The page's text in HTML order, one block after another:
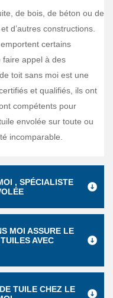
de bois, de béton ou de
d’autres constructions.
certains
faire appel à des
toit sans moi est une
et qualifiés, ils ont
compétents pour
envolée sur toute ou
incomparable.
, SPÉCIALISTE
MOI ASSURE LE
AVEC
TUILE CHEZ LE